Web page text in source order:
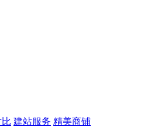
建站服务 精美商铺